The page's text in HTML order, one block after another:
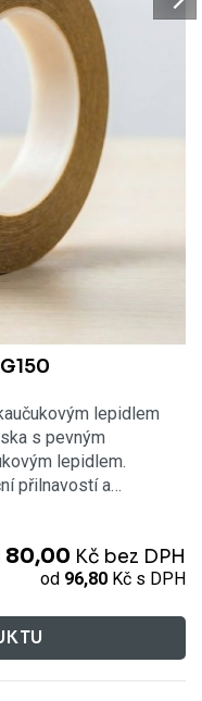
lepidlem
s pevným
lepidlem.
přilnavostí a…
80,00 Kč bez DPH
od 96,80 Kč s DPH